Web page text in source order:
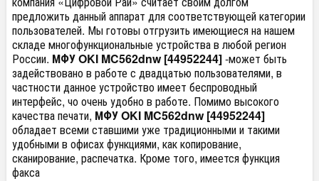
предложить данный аппарат для соответствующей категории
пользователей. Мы готовы отгрузить имеющиеся на нашем
складе многофункциональные устройства в любой регион
России. МФУ OKI MC562dnw [44952244]-может быть
задействовано в работе с двадцатью пользователями, в
частности данное устройство имеет беспроводный
интерфейс, чо очень удобно в работе. Помимо высокого
качества печати, МФУ OKI MC562dnw [44952244]
обладает всеми ставшими уже традиционными и такими
удобными в офисах функциями, как копирование,
сканирование, распечатка. Кроме того, имеется функция
факса